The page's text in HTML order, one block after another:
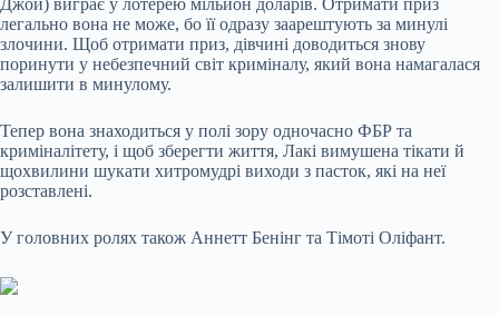
Джой) виграє у лотерею мільйон доларів. Отримати приз
легально вона не може, бо її одразу заарештують за минулі
злочини. Щоб отримати приз, дівчині доводиться знову
поринути у небезпечний світ криміналу, який вона намагалася
залишити в минулому.
Тепер вона знаходиться у полі зору одночасно ФБР та
криміналітету, і щоб зберегти життя, Лакі вимушена тікати й
щохвилини шукати хитромудрі виходи з пасток, які на неї
розставлені.
У головних ролях також Аннетт Бенінг та Тімоті Оліфант.